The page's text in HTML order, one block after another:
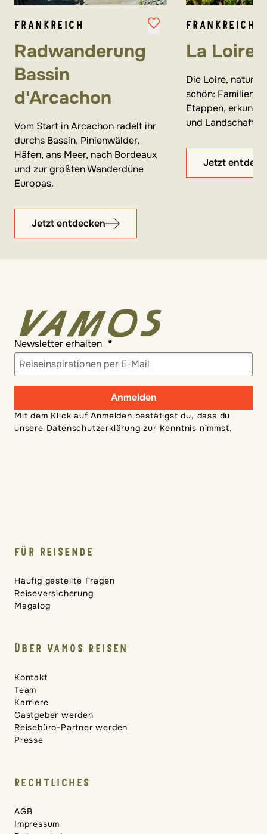
FRANKREICH
Radwanderung
Bassin
d'Arcachon
Vom Start in Arcachon radelt ihr
durchs Bassin, Pinienwälder,
Häfen, ans Meer, nach Bordeaux
und zur größten Wanderdüne
Europas.
Jetzt entdecken
FRANKREICH
La Loire
Die Loire,
schön: Familien
Etappen,
und Landschaften
Jetzt
Newsletter erhalten
Anmelden
Mit dem Klick auf Anmelden bestätigst du, dass du
unsere Datenschutzerklärung zur Kenntnis nimmst.
FÜR REISENDE
Häufig gestellte Fragen
Reiseversicherung
Magalog
ÜBER VAMOS REISEN
Kontakt
Team
Karriere
Gastgeber werden
Reisebüro-Partner werden
Presse
RECHTLICHES
AGB
Impressum